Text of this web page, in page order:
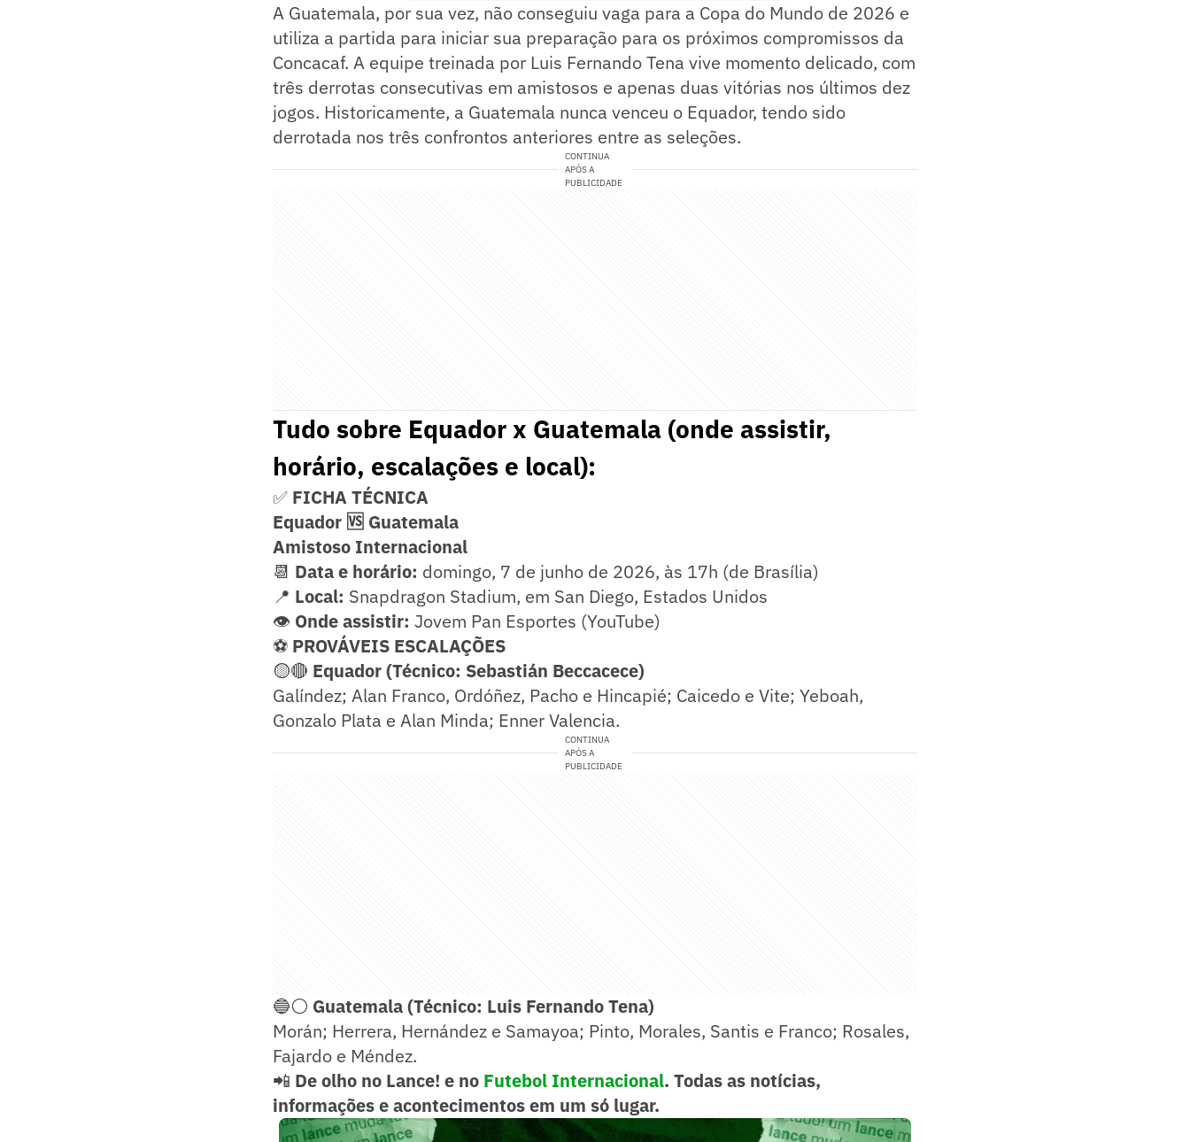
A Guatemala, por sua vez, não conseguiu vaga para a Copa do Mundo de 2026 e
utiliza a partida para iniciar sua preparação para os próximos compromissos da
Concacaf. A equipe treinada por Luis Fernando Tena vive momento delicado, com
três derrotas consecutivas em amistosos e apenas duas vitórias nos últimos dez
jogos. Historicamente, a Guatemala nunca venceu o Equador, tendo sido
derrotada nos três confrontos anteriores entre as seleções.
CONTINUA
APÓS A
PUBLICIDADE
Tudo sobre Equador x Guatemala (onde assistir,
horário, escalações e local):
✅ FICHA TÉCNICA
Equador 🆚 Guatemala
Amistoso Internacional
📆 Data e horário: domingo, 7 de junho de 2026, às 17h (de Brasília)
📍 Local: Snapdragon Stadium, em San Diego, Estados Unidos
👁️ Onde assistir: Jovem Pan Esportes (YouTube)
⚽ PROVÁVEIS ESCALAÇÕES
🟡🔴 Equador (Técnico: Sebastián Beccacece)
Galíndez; Alan Franco, Ordóñez, Pacho e Hincapié; Caicedo e Vite; Yeboah,
Gonzalo Plata e Alan Minda; Enner Valencia.
CONTINUA
APÓS A
PUBLICIDADE
🔵⚪ Guatemala (Técnico: Luis Fernando Tena)
Morán; Herrera, Hernández e Samayoa; Pinto, Morales, Santis e Franco; Rosales,
Fajardo e Méndez.
📲 De olho no Lance! e no Futebol Internacional. Todas as notícias,
informações e acontecimentos em um só lugar.